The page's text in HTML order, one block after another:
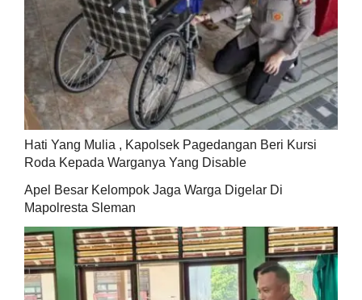
Hati Yang Mulia , Kapolsek Pagedangan Beri Kursi
Roda Kepada Warganya Yang Disable
Apel Besar Kelompok Jaga Warga Digelar Di
Mapolresta Sleman